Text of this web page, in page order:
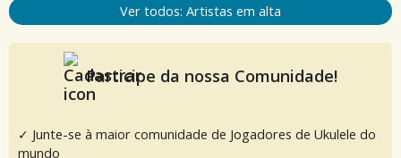
Ver todos: Artistas em alta
Participe da nossa Comunidade!
✓ Junte-se à maior comunidade de Jogadores de Ukulele do
mundo